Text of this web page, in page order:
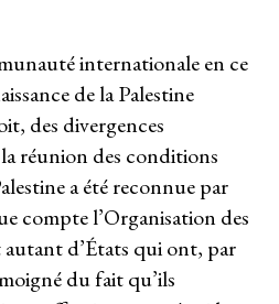
internationale en ce
de la Palestine
des divergences
réunion des conditions
a été reconnue par
compte l’Organisation des
d’États qui ont, par
du fait qu’ils